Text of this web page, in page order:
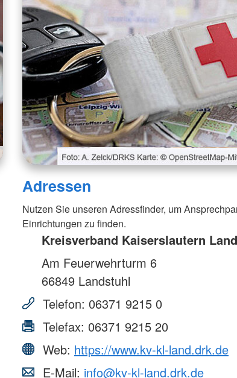
Adressen
Nutzen Sie unseren Adressfinder, um
Einrichtungen zu finden.
Kreisverband Kaiserslautern
Am Feuerwehrturm 6
66849 Landstuhl
Telefon: 06371 9215 0
Telefax: 06371 9215 20
Web: https://www.kv-kl-land.drk.de
E-Mail: info@kv-kl-land.drk.de